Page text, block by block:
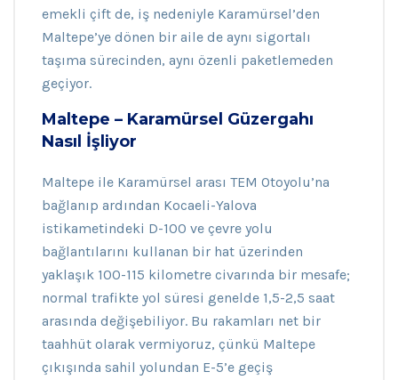
emekli çift de, iş nedeniyle Karamürsel’den
Maltepe’ye dönen bir aile de aynı sigortalı
taşıma sürecinden, aynı özenli paketlemeden
geçiyor.
Maltepe – Karamürsel Güzergahı
Nasıl İşliyor
Maltepe ile Karamürsel arası TEM Otoyolu’na
bağlanıp ardından Kocaeli-Yalova
istikametindeki D-100 ve çevre yolu
bağlantılarını kullanan bir hat üzerinden
yaklaşık 100-115 kilometre civarında bir mesafe;
normal trafikte yol süresi genelde 1,5-2,5 saat
arasında değişebiliyor. Bu rakamları net bir
taahhüt olarak vermiyoruz, çünkü Maltepe
çıkışında sahil yolundan E-5’e geçiş